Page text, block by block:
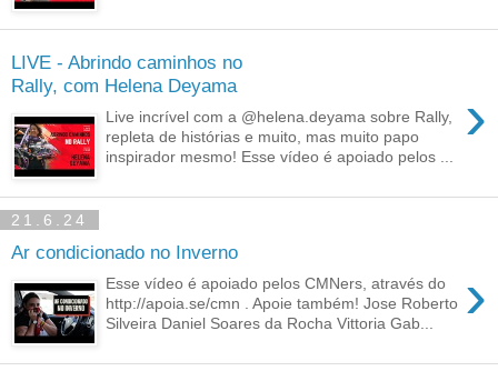
LIVE - Abrindo caminhos no
Rally, com Helena Deyama
›
Live incrível com a @helena.deyama sobre Rally,
repleta de histórias e muito, mas muito papo
inspirador mesmo! Esse vídeo é apoiado pelos ...
21.6.24
Ar condicionado no Inverno
›
Esse vídeo é apoiado pelos CMNers, através do
http://apoia.se/cmn . Apoie também! Jose Roberto
Silveira Daniel Soares da Rocha Vittoria Gab...